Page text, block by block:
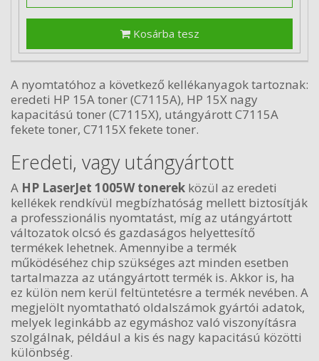
Kosárba tesz
A nyomtatóhoz a következő kellékanyagok tartoznak:
eredeti HP 15A toner (C7115A), HP 15X nagy
kapacitású toner (C7115X), utángyárott C7115A
fekete toner, C7115X fekete toner.
Eredeti, vagy utángyártott
A HP LaserJet 1005W tonerek közül az eredeti
kellékek rendkívül megbízhatóság mellett biztosítják
a professzionális nyomtatást, míg az utángyártott
változatok olcsó és gazdaságos helyettesítő
termékek lehetnek. Amennyibe a termék
működéséhez chip szükséges azt minden esetben
tartalmazza az utángyártott termék is. Akkor is, ha
ez külön nem kerül feltüntetésre a termék nevében. A
megjelölt nyomtatható oldalszámok gyártói adatok,
melyek leginkább az egymáshoz való viszonyításra
szolgálnak, például a kis és nagy kapacitású közötti
különbség.